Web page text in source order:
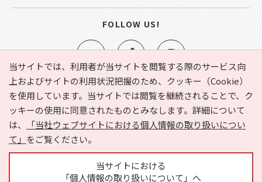
当サイトでは、利用者が当サイトを閲覧する際のサービス向
上およびサイトの利用状況把握のため、クッキー（Cookie）
を使用しています。当サイトでは閲覧を継続されることで、ク
ッキーの使用に同意されたものとみなします。詳細について
は、
「当社ウェブサイトにおける個人情報の取り扱いについ
て」 をご覧ください。
当サイトにおける
「個人情報の取り扱いについて」へ
e-NAVITA（イーナビタ）とは？ お気に入り
ヘルプ
利用規約
個人情報の取り扱いについて
運営会社
サイトマップ
広告掲載に関するお問い合わせ
FOLLOW US!